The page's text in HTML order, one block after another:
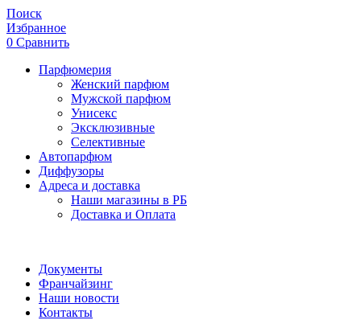
Поиск
Избранное
0 Сравнить
Парфюмерия
Женский парфюм
Мужской парфюм
Унисекс
Эксклюзивные
Селективные
Автопарфюм
Диффузоры
Адреса и доставка
Наши магазины в РБ
Доставка и Оплата
Документы
Франчайзинг
Наши новости
Контакты